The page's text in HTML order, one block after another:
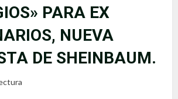
PARA EX
NUEVA
DE SHEINBAUM.